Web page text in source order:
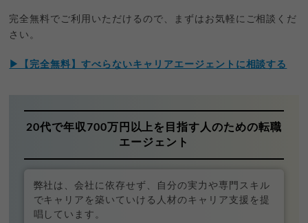
完全無料でご利用いただけるので、まずはお気軽にご相談くだ
さい。
▶【完全無料】すべらないキャリアエージェントに相談する
20代で年収700万円以上を目指す人のための転職
エージェント
弊社は、会社に依存せず、自分の実力や専門スキル
でキャリアを築いていける人材のキャリア支援を提
唱しています。